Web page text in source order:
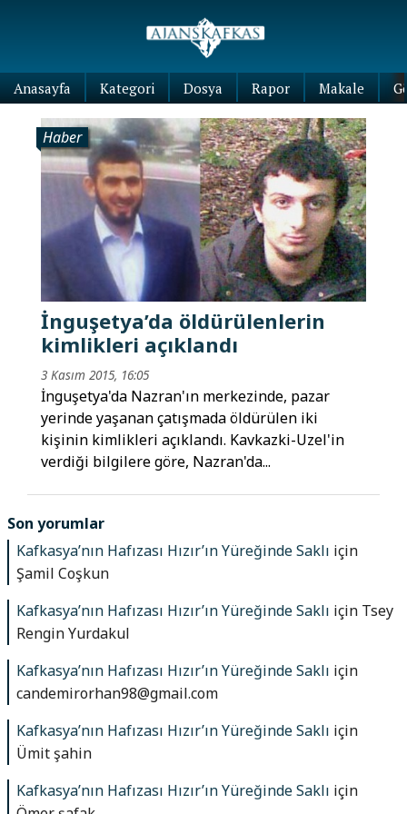
Anasayfa Kategori Dosya Rapor Makale
Haber
İnguşetya’da öldürülenlerin
kimlikleri açıklandı
3 Kasım 2015, 16:05
İnguşetya'da Nazran'ın merkezinde, pazar
yerinde yaşanan çatışmada öldürülen iki
kişinin kimlikleri açıklandı. Kavkazki-Uzel'in
verdiği bilgilere göre, Nazran'da...
Son yorumlar
Kafkasya’nın Hafızası Hızır’ın Yüreğinde Saklı için
Şamil Coşkun
Kafkasya’nın Hafızası Hızır’ın Yüreğinde Saklı için Tsey
Rengin Yurdakul
Kafkasya’nın Hafızası Hızır’ın Yüreğinde Saklı için
candemirorhan98@gmail.com
Kafkasya’nın Hafızası Hızır’ın Yüreğinde Saklı için
Ümit şahin
Kafkasya’nın Hafızası Hızır’ın Yüreğinde Saklı için